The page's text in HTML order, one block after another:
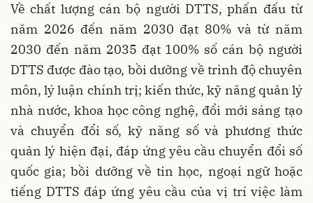
Về chất lượng cán bộ người DTTS, phấn đấu từ
năm 2026 đến năm 2030 đạt 80% và từ năm
2030 đến năm 2035 đạt 100% số cán bộ người
DTTS được đào tạo, bồi dưỡng về trình độ chuyên
môn, lý luận chính trị; kiến thức, kỹ năng quản lý
nhà nước, khoa học công nghệ, đổi mới sáng tạo
và chuyển đổi số, kỹ năng số và phương thức
quản lý hiện đại, đáp ứng yêu cầu chuyển đổi số
quốc gia; bồi dưỡng về tin học, ngoại ngữ hoặc
tiếng DTTS đáp ứng yêu cầu của vị trí việc làm